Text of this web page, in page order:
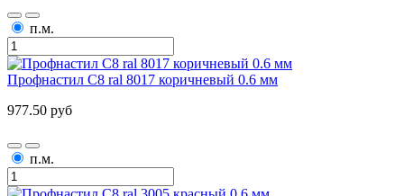
п.м.
Профнастил С8 ral 8017 коричневый 0.6 мм
977.50 руб
п.м.